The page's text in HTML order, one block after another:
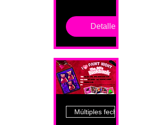
Detalles
Múltiples fechas